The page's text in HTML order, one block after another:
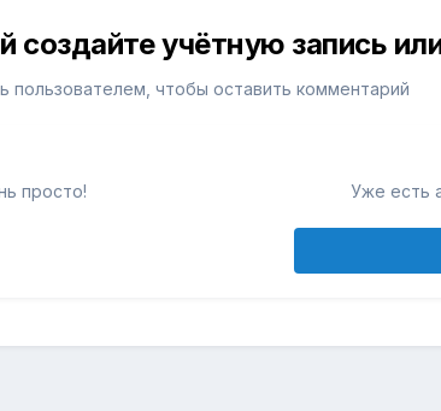
учётную запись
пользователем, чтобы оставить комментарий
просто! Уже есть